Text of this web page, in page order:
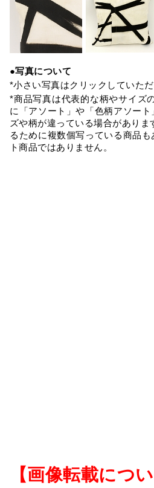
●写真について
*小さい写真はクリックしていただ
*商品写真は代表的な柄やサイズ
に「アソート」や「色柄アソー
ズや柄が違っている場合があり
るために複数個写っている商品
ト商品ではありません。
【画像転載につい